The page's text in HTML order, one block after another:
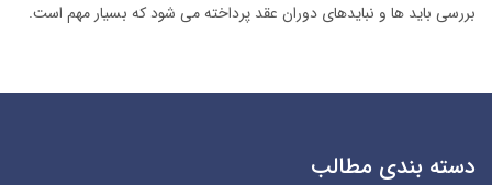
بررسی باید ها و نبایدهای دوران عقد پرداخته می شود که بسیار مهم است.
دسته بندی مطالب